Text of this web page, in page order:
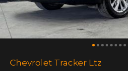
Chevrolet Tracker Ltz